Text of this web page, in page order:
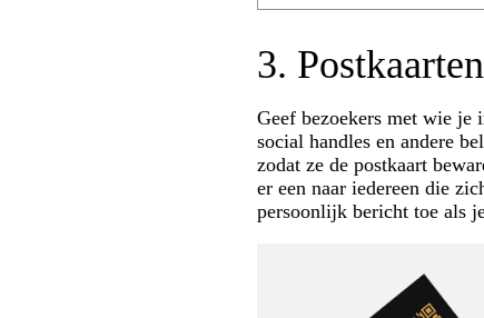
3. Postkaarten
Geef bezoekers met wie je
social handles en andere
zodat ze de postkaart
er een naar iedereen die
persoonlijk bericht toe als